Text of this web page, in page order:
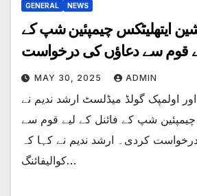
GENERAL NEWS
ایتھلیٹکس چیمپئین شپ کے
قوم سے دعاؤں کی درخواست
MAY 30, 2025 ADMIN
اولمپک گولڈ میڈلسٹ ارشد ندیم نے
چیمپئین شپ کے فائنل کے لیے قوم سے
کردی۔ ارشد ندیم نے کہا کہ
کوالیفائنگ…